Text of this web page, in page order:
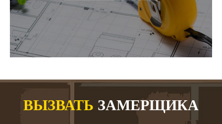
ВЫЗВАТЬ ЗАМЕРЩИКА